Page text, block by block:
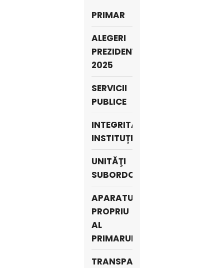
PRIMAR
ALEGERI
PREZIDENȚIALE
2025
SERVICII
PUBLICE
INTEGRITATE
INSTITUȚIONALĂ
UNITĂŢI
SUBORDONATE
APARATUL
PROPRIU
AL
PRIMARULUI
TRANSPARENŢA